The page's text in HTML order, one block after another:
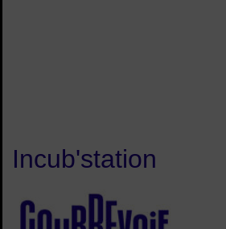
Incub'station
Logo Courbevoie solutions entreprises